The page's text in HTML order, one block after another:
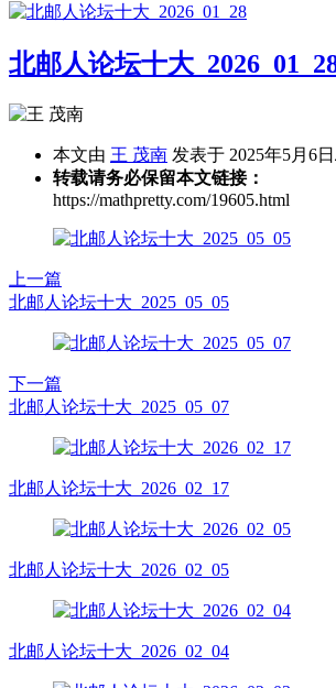
北邮人论坛十大
本文由 王 茂南 发表于 2025年5月6日
转载请务必保留本文链接：
https://mathpretty.com/19605.html
上一篇
北邮人论坛十大_2025_05_05
下一篇
北邮人论坛十大_2025_05_07
北邮人论坛十大_2026_02_17
北邮人论坛十大_2026_02_05
北邮人论坛十大_2026_02_04